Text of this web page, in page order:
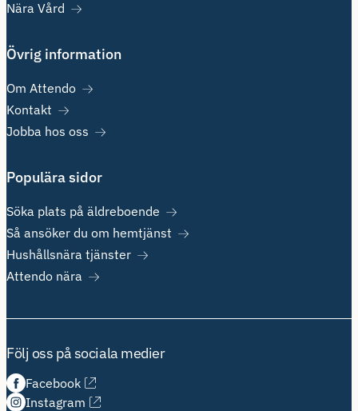
Nära Vård
Övrig information
Om Attendo
Kontakt
Jobba hos oss
Populära sidor
Söka plats på äldreboende
Så ansöker du om hemtjänst
Hushållsnära tjänster
Attendo nära
Följ oss på sociala medier
Facebook
Instagram